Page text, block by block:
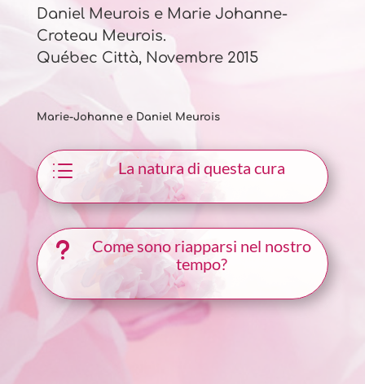
Daniel Meurois e Marie Johanne-
Croteau Meurois.
Québec Città, Novembre 2015
Marie-Johanne e Daniel Meurois
d La natura di questa cura
u
Come sono riapparsi nel nostro
tempo?